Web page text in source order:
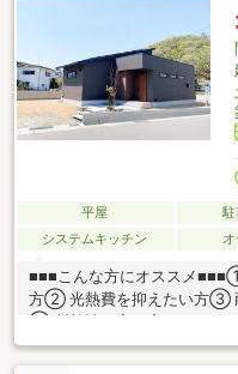
たリノベーションをご検討
ない開放感を、ぜひ一度ご覧
平屋 駐
システムキッチン
■■■こんな方にオススメ
方② 光熱費を抑えたい方③
二の人生の住み替えを検討中